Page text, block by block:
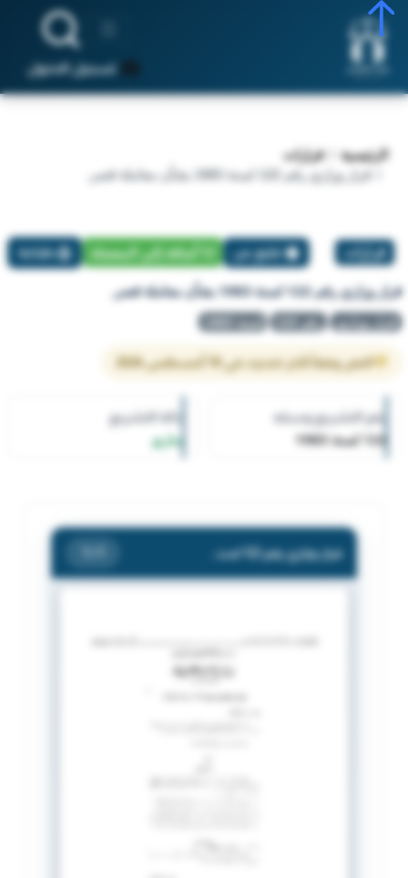
تسجيل الدخول
الرئيسية
قرارات
قرار وزاري رقم 122 لسنة 1983 بشأن معاملة قصر.
قرارات تبليغ عن أضافة إلي المفضلة طباعة
قرار وزاري رقم 122 لسنة 1983 بشأن معاملة قصر.
قرار وزاري رقم 122 لسنة 1983
النص وفقاً لآخر تحديث في 10 أغسطس 2026
رقم التشريع وسنته
122 لسنة 1983
حالة التشريع
ساري